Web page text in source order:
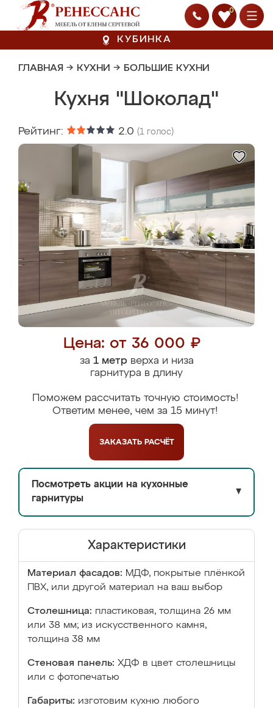
0
КУБИНКА
ГЛАВНАЯ → КУХНИ → БОЛЬШИЕ КУХНИ
Кухня "Шоколад"
Рейтинг: 2.0 (1 голос)
Цена: от 36 000 ₽
за 1 метрверха и низа
гарнитура в длину
Поможем рассчитать точную стоимость!
Ответим менее, чем за 15 минут!
ЗАКАЗАТЬ РАСЧЁТ
Посмотреть акции на кухонные
гарнитуры
▼
Характеристики
Материал фасадов: МДФ, покрытые плёнкой
ПВХ, или другой материал на ваш выбор
Столешница: пластиковая, толщина 26 мм
или 38 мм; из искусственного камня,
толщина 38 мм
Стеновая панель: ХДФ в цвет столешницы
или с фотопечатью
Габариты: изготовим кухню любого